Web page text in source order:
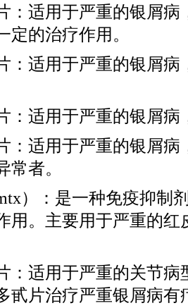
适用于严重的银屑病
定的治疗作用。
适用于严重的银屑病
适用于严重的银屑病
适用于严重的银屑病
常者。
）：是一种免疫抑制
用。主要用于严重的红
适用于严重的关节病
甙片治疗严重银屑病有